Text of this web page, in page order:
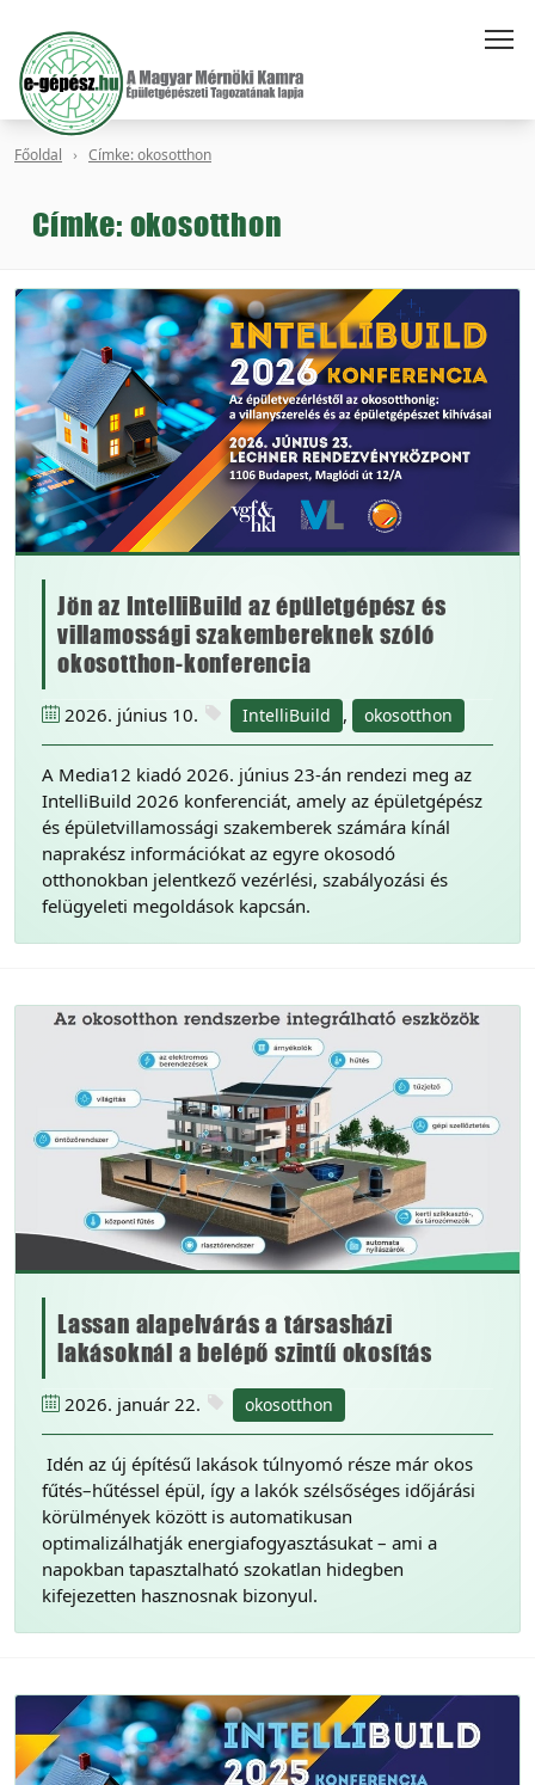
Főoldal Címke: okosotthon
Címke: okosotthon
Jön az IntelliBuild az épületgépész és
villamossági szakembereknek szóló
okosotthon-konferencia
2026. június 10. IntelliBuild , okosotthon
A Media12 kiadó 2026. június 23-án rendezi meg az
IntelliBuild 2026 konferenciát, amely az épületgépész
és épületvillamossági szakemberek számára kínál
naprakész információkat az egyre okosodó
otthonokban jelentkező vezérlési, szabályozási és
felügyeleti megoldások kapcsán.
Lassan alapelvárás a társasházi
lakásoknál a belépő szintű okosítás
2026. január 22. okosotthon
Idén az új építésű lakások túlnyomó része már okos
fűtés–hűtéssel épül, így a lakók szélsőséges időjárási
körülmények között is automatikusan
optimalizálhatják energiafogyasztásukat – ami a
napokban tapasztalható szokatlan hidegben
kifejezetten hasznosnak bizonyul.